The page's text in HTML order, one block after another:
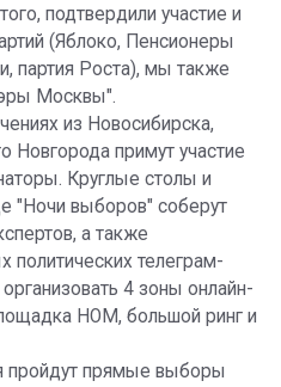
подтвердили участие и
(Яблоко, Пенсионеры
партия Роста), мы также
Москвы".
из Новосибирска,
Новгорода примут участие
Круглые столы и
"Ночи выборов" соберут
а также
политических телеграм-
4 зоны онлайн-
НОМ, большой ринг и
пройдут прямые выборы